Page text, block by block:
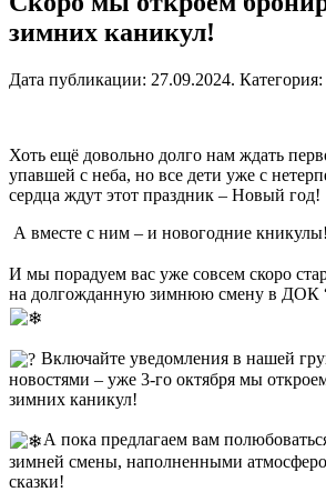
зимних каникул!
Дата публикации: 27.09.2024. Категория:
Хоть ещё довольно долго нам ждать
упавшей с неба, но все дети уже с
сердца ждут этот праздник – Новый год!
А вместе с ним – и новогодние кникулы!
И мы порадуем вас уже совсем скоро
на долгожданную зимнюю смену в ДОК
Включайте уведомления в нашей
новостями – уже 3-го октября мы
зимних каникул!
А пока предлагаем вам
зимней смены, наполненными
сказки!